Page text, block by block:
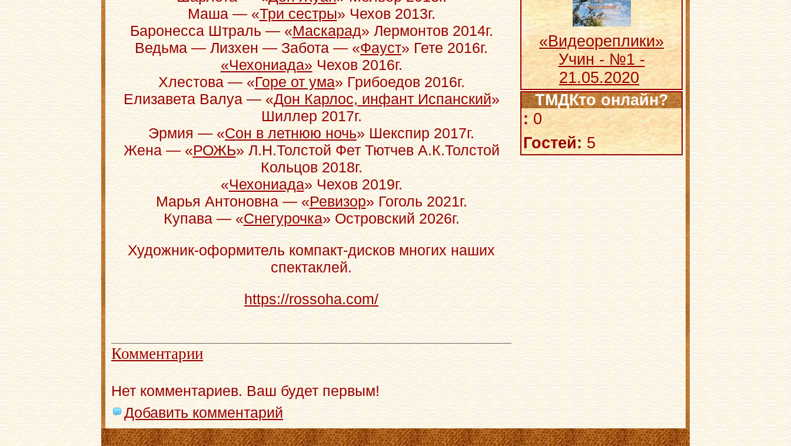
Маша — «Три сестры» Чехов 2013г.
Баронесса Штраль — «Маскарад» Лермонтов 2014г.
Ведьма — Лизхен — Забота — «Фауст» Гете 2016г.
«Чехониада» Чехов 2016г.
Хлестова — «Горе от ума» Грибоедов 2016г.
Елизавета Валуа — «Дон Карлос, инфант Испанский»
Шиллер 2017г.
Эрмия — «Сон в летнюю ночь» Шекспир 2017г.
Жена — «РОЖЬ» Л.Н.Толстой Фет Тютчев А.К.Толстой
Кольцов 2018г.
«Чехониада» Чехов 2019г.
Марья Антоновна — «Ревизор» Гоголь 2021г.
Купава — «Снегурочка» Островский 2026г.
Художник-оформитель компакт-дисков многих наших
спектаклей.
https://rossoha.com/
Комментарии
Нет комментариев. Ваш будет первым!
Добавить комментарий
«Видеореплики»
Учин - №1 -
21.05.2020
ТМДКто онлайн?
:0
Гостей: 5